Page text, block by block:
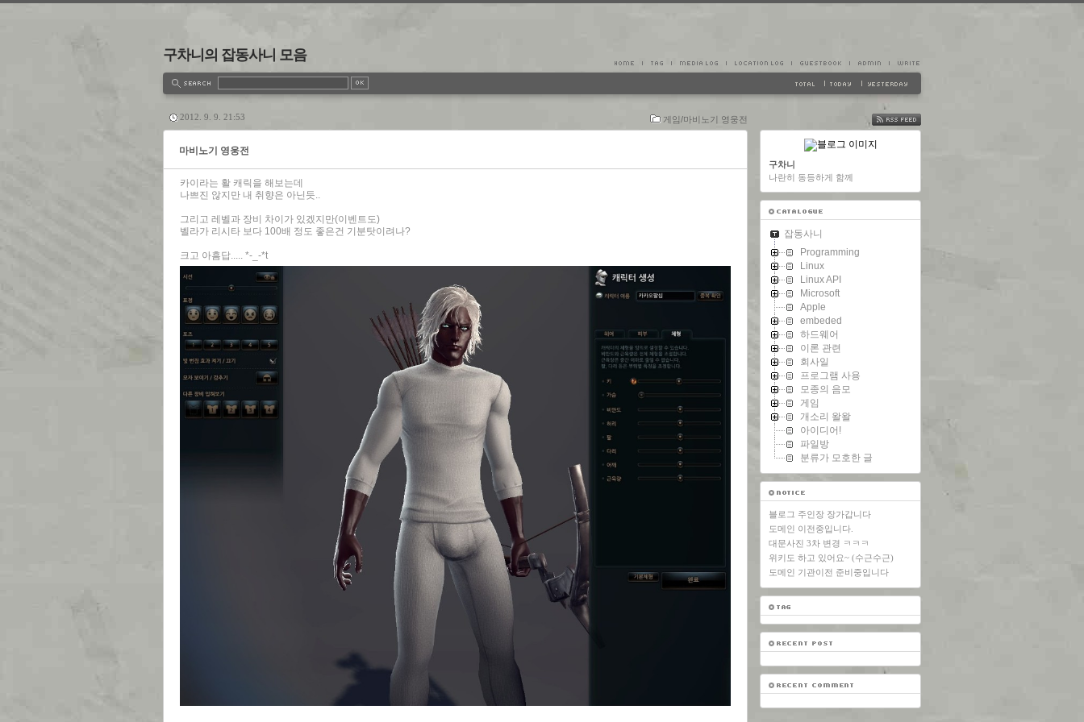
구차니의 잡동사니 모음
게임/마비노기 영웅전
2012. 9. 9. 21:53
마비노기 영웅전
카이라는 활 캐릭을 해보는데
나쁘진 않지만 내 취향은 아닌듯..
그리고 레벨과 장비 차이가 있겠지만(이벤트도)
벨라가 리시타 보다 100배 정도 좋은건 기분탓이려나?
크고 아흠답..... *-_-*t
FEED
구차니
나란히 동등하게 함께
잡동사니
Programming
Linux
Linux API
Microsoft
Apple
embeded
하드웨어
이론 관련
회사일
프로그램 사용
모종의 음모
게임
개소리 왈왈
아이디어!
파일방
분류가 모호한 글
블로그 주인장 장가갑니다
도메인 이전중입니다.
대문사진 3차 변경 ㅋㅋㅋ
위키도 하고 있어요~ (수근수근)
도메인 기관이전 준비중입니다